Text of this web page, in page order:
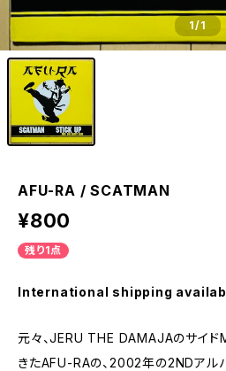
1/1
AFU-RA / SCATMAN
¥800
残り1点
International shipping
元々、JERU THE DAMAJAのサイド
きたAFU-RAの、2002年の2NDアル